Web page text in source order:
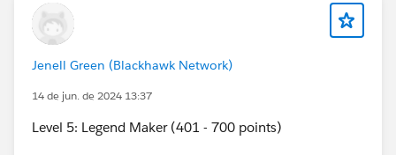
Jenell Green (Blackhawk Network)
14 de jun. de 2024 13:37
Level 5: Legend Maker (401 - 700 points)